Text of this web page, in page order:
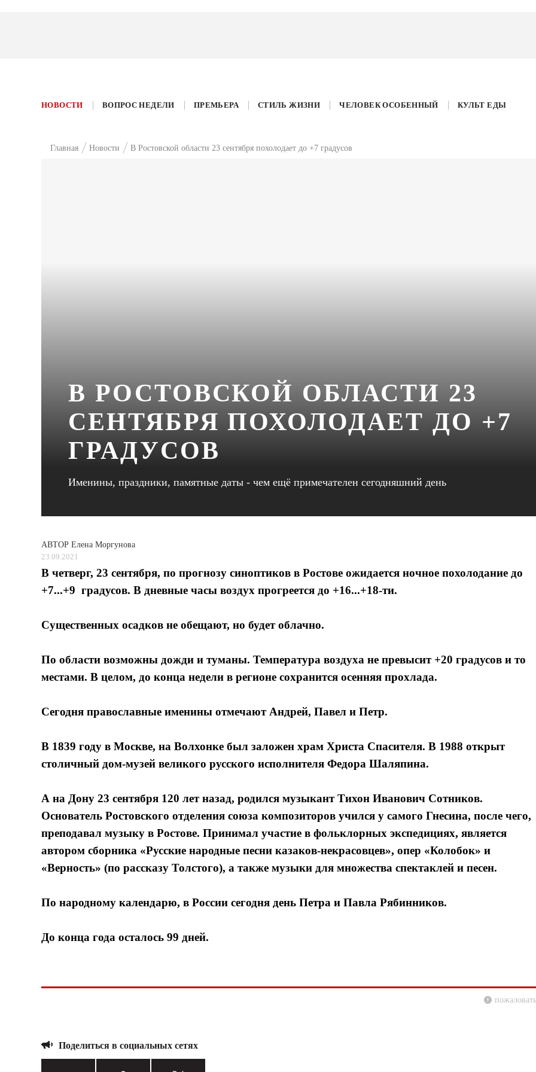
НОВОСТИ ВОПРОС НЕДЕЛИ ПРЕМЬЕРА СТИЛЬ ЖИЗНИ ЧЕЛОВЕК ОСОБЕННЫЙ КУЛЬТ ЕДЫ
Главная Новости В Ростовской области 23 сентября похолодает до +7 градусов
В РОСТОВСКОЙ ОБЛАСТИ 23
СЕНТЯБРЯ ПОХОЛОДАЕТ ДО +7
ГРАДУСОВ
Именины, праздники, памятные даты - чем ещё примечателен сегодняшний день
АВТОР Елена Моргунова
23.09.2021
В четверг, 23 сентября, по прогнозу синоптиков в Ростове ожидается ночное похолодание до
+7...+9 градусов. В дневные часы воздух прогреется до +16...+18-ти.
Существенных осадков не обещают, но будет облачно.
По области возможны дожди и туманы. Температура воздуха не превысит +20 градусов и то
местами. В целом, до конца недели в регионе сохранится осенняя прохлада.
Сегодня православные именины отмечают Андрей, Павел и Петр.
В 1839 году в Москве, на Волхонке был заложен храм Христа Спасителя. В 1988 открыт
столичный дом-музей великого русского исполнителя Федора Шаляпина.
А на Дону 23 сентября 120 лет назад, родился музыкант Тихон Иванович Сотников.
Основатель Ростовского отделения союза композиторов учился у самого Гнесина, после чего,
преподавал музыку в Ростове. Принимал участие в фольклорных экспедициях, является
автором сборника «Русские наpодные песни казаков-некpасовцев», опер «Колобок» и
«Верность» (по рассказу Толстого), а также музыки для множества спектаклей и песен.
По народному календарю, в России сегодня день Петра и Павла Рябинников.
До конца года осталось 99 дней.
Поделиться в социальных сетях